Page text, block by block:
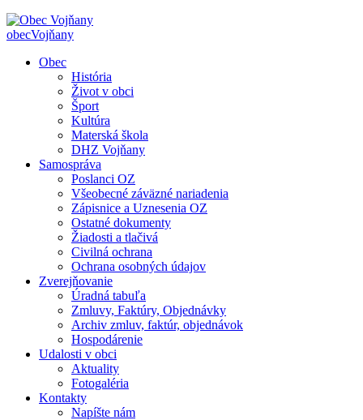
obecVojňany
Obec
História
Život v obci
Šport
Kultúra
Materská škola
DHZ Vojňany
Samospráva
Poslanci OZ
Všeobecné záväzné nariadenia
Zápisnice a Uznesenia OZ
Ostatné dokumenty
Žiadosti a tlačivá
Civilná ochrana
Ochrana osobných údajov
Zverejňovanie
Úradná tabuľa
Zmluvy, Faktúry, Objednávky
Archiv zmluv, faktúr, objednávok
Hospodárenie
Udalosti v obci
Aktuality
Fotogaléria
Kontakty
Napíšte nám